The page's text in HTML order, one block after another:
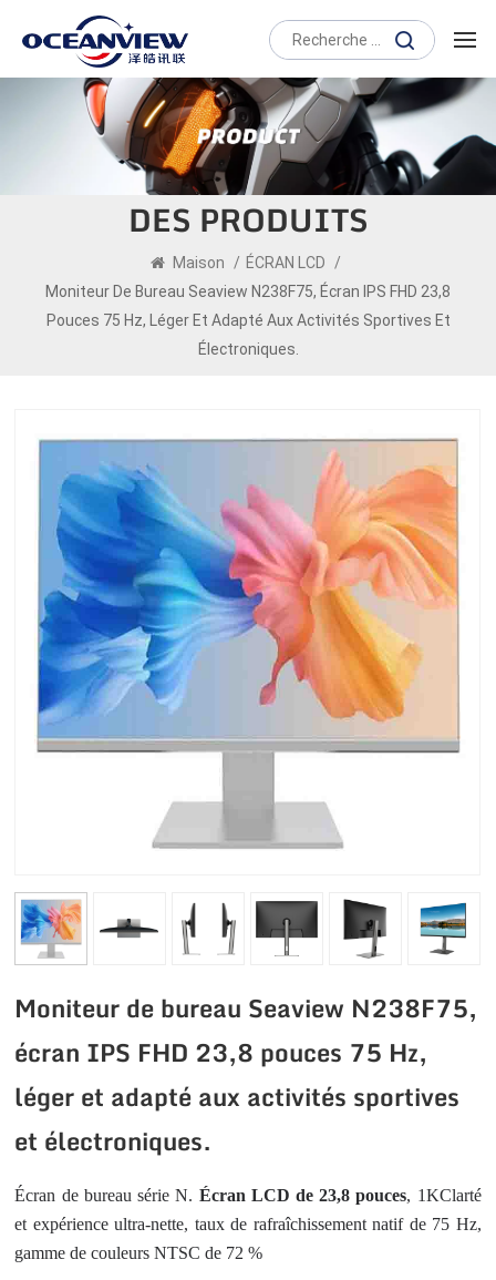
DES PRODUITS
Maison / ÉCRAN LCD
/
Moniteur De Bureau Seaview N238F75, Écran IPS FHD 23,8
Pouces 75 Hz, Léger Et Adapté Aux Activités Sportives Et
Électroniques.
Moniteur de bureau Seaview N238F75,
écran IPS FHD 23,8 pouces 75 Hz,
léger et adapté aux activités sportives
et électroniques.
Écran de bureau série N. Écran LCD de 23,8 pouces, 1KClarté
et expérience ultra-nette, taux de rafraîchissement natif de 75 Hz,
gamme de couleurs NTSC de 72 %